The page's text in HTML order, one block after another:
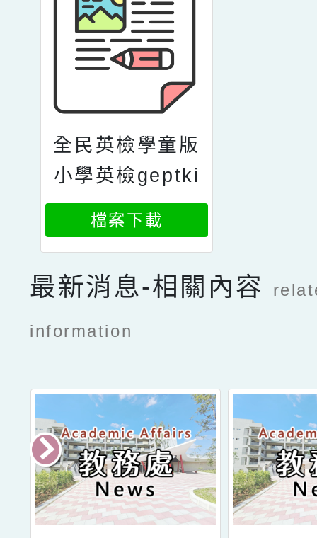
全民英檢學童版
小學英檢geptki
ds將於8月29日
六辦理筆試及口
檔案下載
最新消息-相關內容
information